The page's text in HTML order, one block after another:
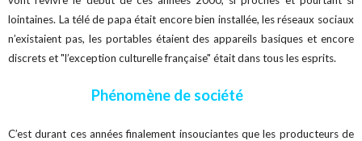
lointaines. La télé de papa était encore bien installée, les réseaux sociaux
n’existaient pas, les portables étaient des appareils basiques et encore
discrets et "l’exception culturelle française" était dans tous les esprits.
Phénomène de société
C’est durant ces années finalement insouciantes que les producteurs de